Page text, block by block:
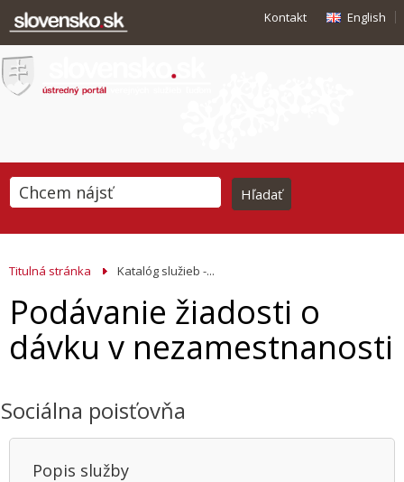
Kontakt English
Titulná stránka Katalóg služieb -...
Podávanie žiadosti o
dávku v nezamestnanosti
Sociálna poisťovňa
Popis služby